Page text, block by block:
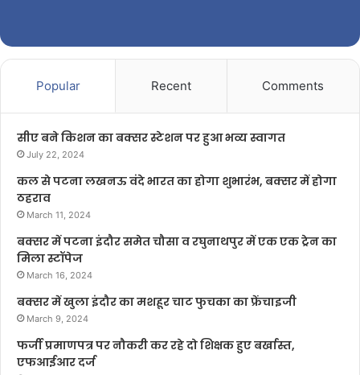
Popular Recent Comments
सीए बने किशन का बक्सर स्टेशन पर हुआ भव्य स्वागत
July 22, 2024
कल से पटना लखनऊ वंदे भारत का होगा शुभारंभ, बक्सर में होगा
ठहराव
March 11, 2024
बक्सर में पटना इंदौर समेत चौसा व रघुनाथपुर में एक एक ट्रेन का
मिला स्टॉपेज
March 16, 2024
बक्सर में खुला इंदौर का मशहूर चाट फुचका का फ्रेंचाइजी
March 9, 2024
फर्जी प्रमाणपत्र पर नौकरी कर रहे दो शिक्षक हुए बर्खास्त,
एफआईआर दर्ज